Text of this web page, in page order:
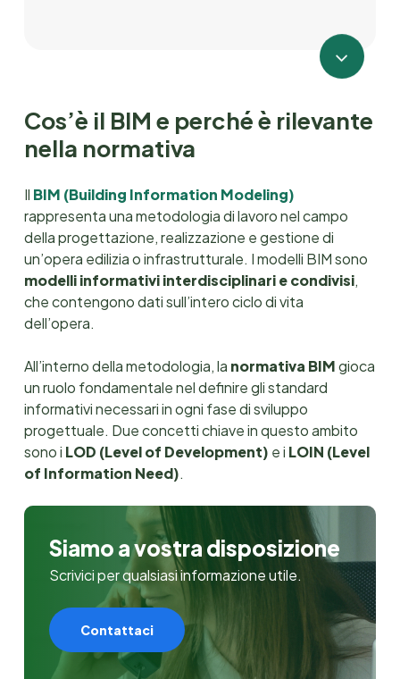
Navigate
to
section
Cos’è il BIM e perché è rilevante
nella normativa
Il BIM (Building Information Modeling)
rappresenta una metodologia di lavoro nel campo
della progettazione, realizzazione e gestione di
un’opera edilizia o infrastrutturale. I modelli BIM sono
modelli informativi interdisciplinari e condivisi,
che contengono dati sull’intero ciclo di vita
dell’opera.
All’interno della metodologia, la normativa BIMgioca
un ruolo fondamentale nel definire gli standard
informativi necessari in ogni fase di sviluppo
progettuale. Due concetti chiave in questo ambito
sono i LOD (Level of Development) e i LOIN (Level
of Information Need).
Siamo a vostra disposizione
Scrivici per qualsiasi informazione utile.
Contattaci